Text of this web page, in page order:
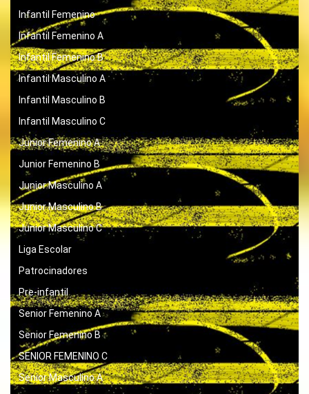
Infantil Femenino
Infantil Femenino A
Infantil Femenino B
Infantil Masculino A
Infantil Masculino B
Infantil Masculino C
Junior Femenino A
Junior Femenino B
Junior Masculino A
Junior Masculino B
Junior Masculino C
Liga Escolar
Patrocinadores
Pre-infantil
Senior Femenino A
Senior Femenino B
SENIOR FEMENINO C
Senior Masculino A